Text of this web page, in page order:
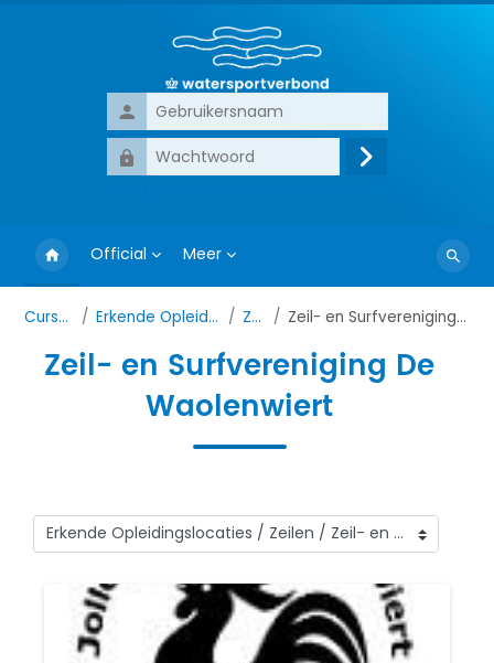
Gebruikersnaam
Wachtwoord
Login
Official Meer
Zoek
Cursussen Erkende Opleidingslocaties Zeilen Zeil- en Surfvereniging De Waolenwiert
Zeil- en Surfvereniging De
Waolenwiert
Cursuscategorieën